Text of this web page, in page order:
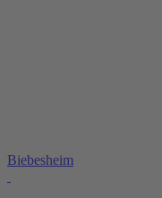
Biebesheim